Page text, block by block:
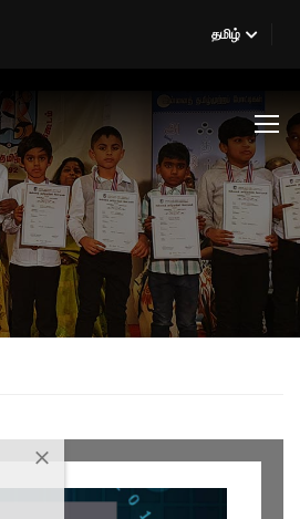
தமிழ்